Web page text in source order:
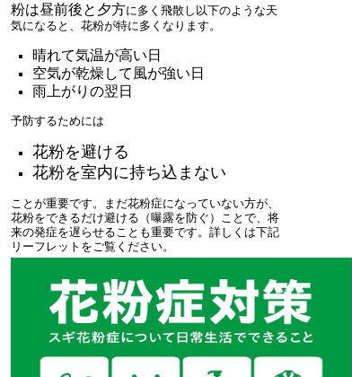
粉は昼前後と夕方に多く飛散し以下のような天
気になると、花粉が特に多くなります。
晴れて気温が高い日
空気が乾燥して風が強い日
雨上がりの翌日
予防するためには
花粉を避ける
花粉を室内に持ち込まない
ことが重要です。まだ花粉症になっていない方が、
花粉をできるだけ避ける（曝露を防ぐ）ことで、将
来の発症を遅らせることも重要です。詳しくは下記
リーフレットをご覧ください。